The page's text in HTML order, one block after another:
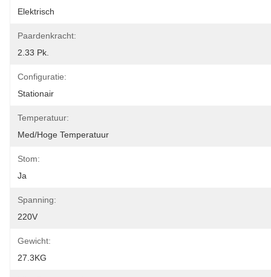
Elektrisch
Paardenkracht:
2.33 Pk.
Configuratie:
Stationair
Temperatuur:
Med/hoge Temperatuur
Stom:
Ja
Spanning:
220V
Gewicht:
27.3KG